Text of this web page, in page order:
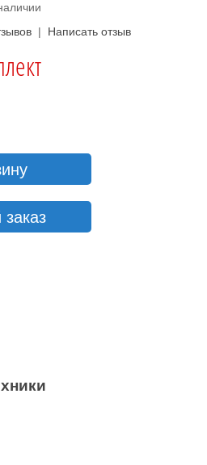
| Написать отзыв